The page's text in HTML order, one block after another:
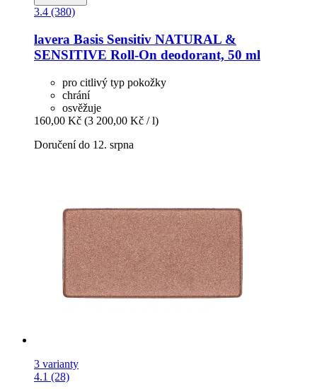
3.4 (380)
lavera Basis Sensitiv NATURAL &
SENSITIVE Roll-​On deodorant, 50 ml
pro citlivý typ pokožky
chrání
osvěžuje
160,00 Kč (3 200,00 Kč / l)
Doručení do 12. srpna
3 varianty
4.1 (28)